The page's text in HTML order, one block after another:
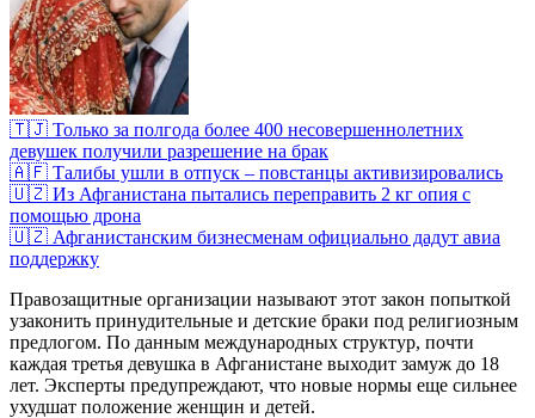
🇹🇯 Только за полгода более 400 несовершеннолетних
девушек получили разрешение на брак
🇦🇫 Талибы ушли в отпуск – повстанцы активизировались
🇺🇿 Из Афганистана пытались переправить 2 кг опия с
помощью дрона
🇺🇿 Афганистанским бизнесменам официально дадут авиа
поддержку
Правозащитные организации называют этот закон попыткой
узаконить принудительные и детские браки под религиозным
предлогом. По данным международных структур, почти
каждая третья девушка в Афганистане выходит замуж до 18
лет. Эксперты предупреждают, что новые нормы еще сильнее
ухудшат положение женщин и детей.